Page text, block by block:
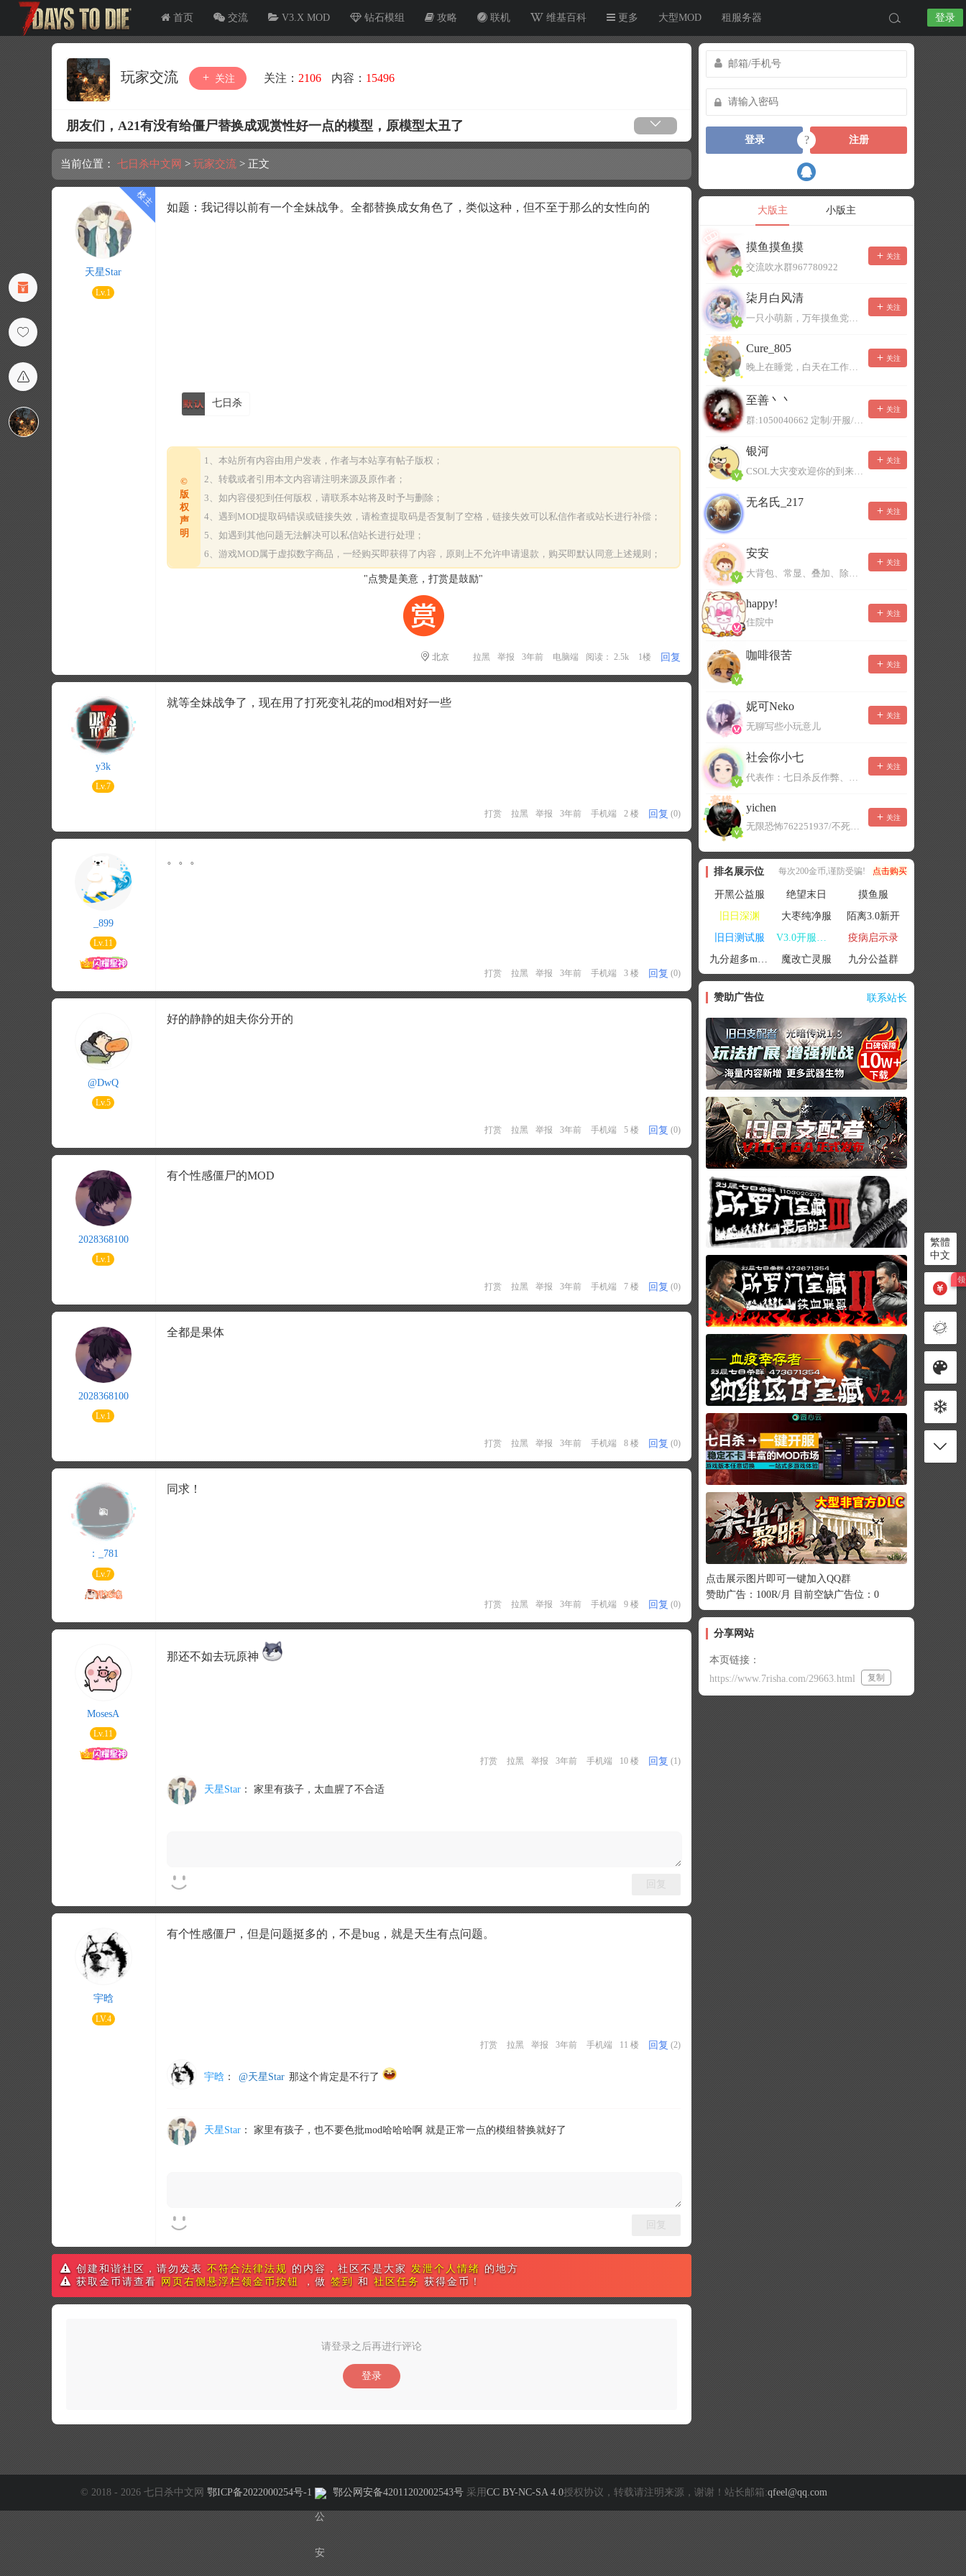
首页 交流 V3.X MOD 钻石模组 攻略 联机 维基百科 更多 大型MOD 租服务器 登录
玩家交流 关注 关注： 2106 内容： 15496
朋友们，A21有没有给僵尸替换成观赏性好一点的模型，原模型太丑了
当前位置： 七日杀中文网 > 玩家交流 > 正文
天星Star
Lv.1
如题：我记得以前有一个全妹战争。全都替换成女角色了，类似这种，但不至于那么的女性向的
七日杀
©
版
权
声
明
1、本站所有内容由用户发表，作者与本站享有帖子版权；
2、转载或者引用本文内容请注明来源及原作者；
3、如内容侵犯到任何版权，请联系本站将及时予与删除；
4、遇到MOD提取码错误或链接失效，请检查提取码是否复制了空格，链接失效可以私信作者或站长进行补偿；
5、如遇到其他问题无法解决可以私信站长进行处理；
6、游戏MOD属于虚拟数字商品，一经购买即获得了内容，原则上不允许申请退款，购买即默认同意上述规则；
"点赞是美意，打赏是鼓励"
北京 拉黑 举报 3年前 电脑端 阅读： 2.5k 1楼 回复
y3k
Lv.7
就等全妹战争了，现在用了打死变礼花的mod相对好一些
打赏 拉黑 举报 3年前 手机端 2 楼 回复 (0)
_899
Lv.11
。。。
打赏 拉黑 举报 3年前 手机端 3 楼 回复 (0)
@DwQ
Lv.5
好的静静的姐夫你分开的
打赏 拉黑 举报 3年前 手机端 5 楼 回复 (0)
2028368100
Lv.1
有个性感僵尸的MOD
打赏 拉黑 举报 3年前 手机端 7 楼 回复 (0)
2028368100
Lv.1
全都是果体
打赏 拉黑 举报 3年前 手机端 8 楼 回复 (0)
：_781
Lv.7
同求！
打赏 拉黑 举报 3年前 手机端 9 楼 回复 (0)
MosesA
Lv.11
那还不如去玩原神
打赏 拉黑 举报 3年前 手机端 10 楼 回复 (1)
天星Star： 家里有孩子，太血腥了不合适
回复
宇晗
LV.4
有个性感僵尸，但是问题挺多的，不是bug，就是天生有点问题。
打赏 拉黑 举报 3年前 手机端 11 楼 回复 (2)
宇晗： @天星Star 那这个肯定是不行了
天星Star： 家里有孩子，也不要色批mod哈哈哈啊 就是正常一点的模组替换就好了
回复
创建和谐社区，请勿发表 不符合法律法规 的内容，社区不是大家 发泄个人情绪 的地方
获取金币请查看
网页右侧悬浮栏领金币按钮 ，做 签到 和 社区任务 获得金币！
请登录之后再进行评论
登录
登录 ? 注册
大版主 小版主
摸鱼摸鱼摸
交流吹水群967780922
关注
柒月白风清
一只小萌新，万年摸鱼党！已经脱坑了。。。
关注
Cure_805
晚上在睡觉，白天在工作，不一定能及时回复，有事可以留言！
关注
至善丶丶
群:1050040662 定制/开服/地图制作/价格公道
关注
银河
CSOL大灾变欢迎你的到来。QQ群：967780922
关注
无名氏_217
关注
安安
大背包、常显、叠加、除草树，唯一作者QQ383125283
关注
happy!
住院中
关注
咖啡很苦
关注
妮可Neko
无聊写些小玩意儿
关注
社会你小七
代表作：七日杀反作弊、七日杀云黑、七日杀BOT、七日杀云商城
关注
yichen
无限恐怖762251937/不死者末日1080207504
关注
排名展示位 每次200金币,谨防受骗! 点击购买
开黑公益服 绝望末日
摸鱼服
旧日深渊
大枣纯净服
陌离3.0新开
旧日测试服
V3.0开服联机
疫病启示录
九分超多mod群
魔改亡灵服 九分公益群
赞助广告位 联系站长
点击展示图片即可一键加入QQ群
赞助广告：100R/月 目前空缺广告位：0
分享网站
本页链接：
https://www.7risha.com/29663.html
复制
繁體
中文
© 2018 - 2026 七日杀中文网 鄂ICP备2022000254号-1 鄂公网安备42011202002543号 采用 CC BY-NC-SA 4.0授权协议，转载请注明来源，谢谢！站长邮箱:qfeel@qq.com